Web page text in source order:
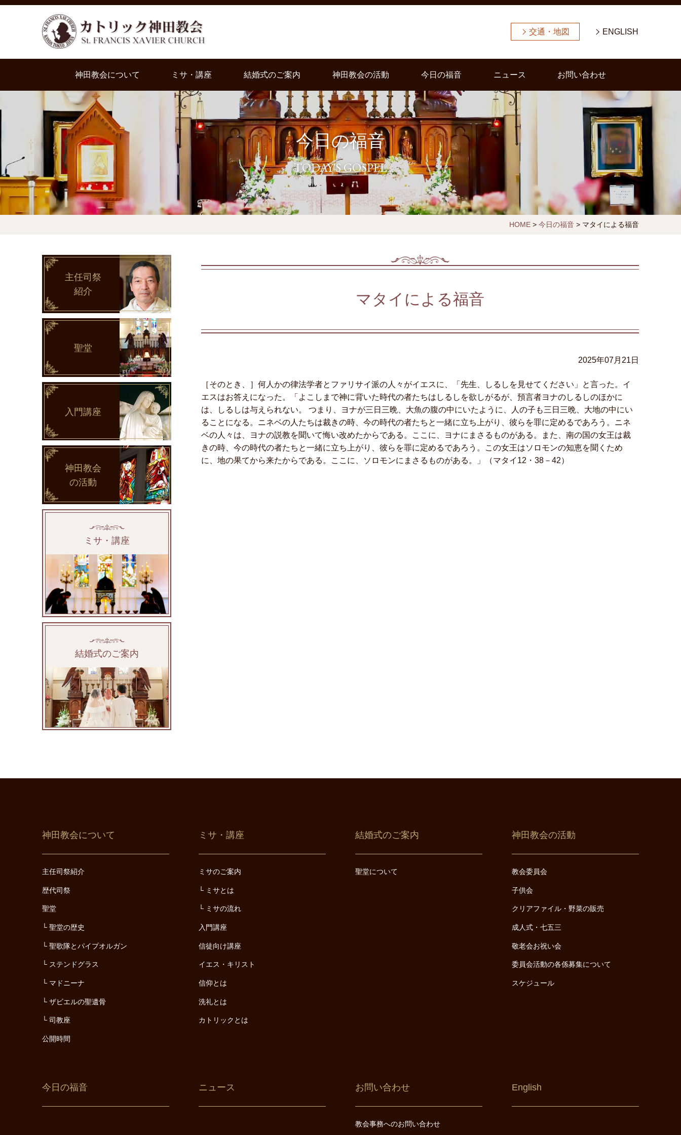
交通・地図 ENGLISH
神田教会について ミサ・講座 結婚式のご案内 神田教会の活動 今日の福音 ニュース お問い合わせ
今日の福音
TODAY'S GOSPEL
HOME> 今日の福音> マタイによる福音
マタイによる福音
2025年07月21日
［そのとき、］何人かの律法学者とファリサイ派の人々がイエスに、「先生、しるしを見せてください」と言った。イ
エスはお答えになった。「よこしまで神に背いた時代の者たちはしるしを欲しがるが、預言者ヨナのしるしのほかに
は、しるしは与えられない。 つまり、ヨナが三日三晩、大魚の腹の中にいたように、人の子も三日三晩、大地の中にい
ることになる。ニネベの人たちは裁きの時、今の時代の者たちと一緒に立ち上がり、彼らを罪に定めるであろう。ニネ
ベの人々は、ヨナの説教を聞いて悔い改めたからである。ここに、ヨナにまさるものがある。また、南の国の女王は裁
きの時、今の時代の者たちと一緒に立ち上がり、彼らを罪に定めるであろう。この女王はソロモンの知恵を聞くため
に、地の果てから来たからである。ここに、ソロモンにまさるものがある。」（マタイ12・38－42）
主任司祭
紹介
聖堂
入門講座
神田教会
の活動
ミサ・講座
結婚式のご案内
神田教会について
主任司祭紹介
歴代司祭
聖堂
聖堂の歴史
聖歌隊とパイプオルガン
ステンドグラス
マドニーナ
ザビエルの聖遺骨
司教座
公開時間
ミサ・講座
ミサのご案内
ミサとは
ミサの流れ
入門講座
信徒向け講座
イエス・キリスト
信仰とは
洗礼とは
カトリックとは
結婚式のご案内
聖堂について
神田教会の活動
教会委員会
子供会
クリアファイル・野菜の販売
成人式・七五三
敬老会お祝い会
委員会活動の各係募集について
スケジュール
今日の福音 ニュース お問い合わせ
教会事務へのお問い合わせ
English